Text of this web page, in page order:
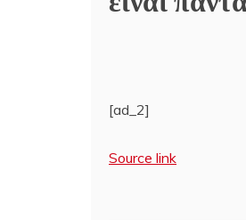
[ad_2]
Source link